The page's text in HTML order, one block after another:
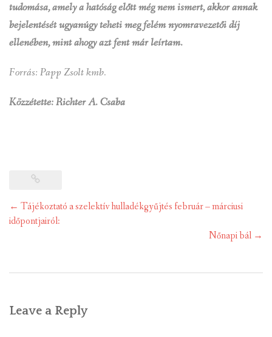
tudomása, amely a hatóság előtt még nem ismert, akkor annak
bejelentését ugyanúgy teheti meg felém nyomravezetői díj
ellenében, mint ahogy azt fent már leírtam.
Forrás: Papp Zsolt kmb.
Közzétette: Richter A. Csaba
Post
navigation
← Tájékoztató a szelektív hulladékgyűjtés február – márciusi
időpontjairól:
Nőnapi bál →
Leave a Reply